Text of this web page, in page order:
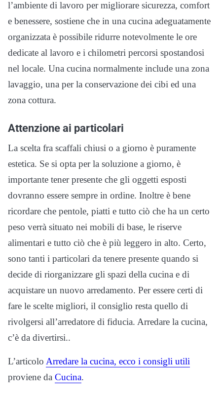
l’ambiente di lavoro per migliorare sicurezza, comfort
e benessere, sostiene che in una cucina adeguatamente
organizzata è possibile ridurre notevolmente le ore
dedicate al lavoro e i chilometri percorsi spostandosi
nel locale. Una cucina normalmente include una zona
lavaggio, una per la conservazione dei cibi ed una
zona cottura.
Attenzione ai particolari
La scelta fra scaffali chiusi o a giorno è puramente
estetica. Se si opta per la soluzione a giorno, è
importante tener presente che gli oggetti esposti
dovranno essere sempre in ordine. Inoltre è bene
ricordare che pentole, piatti e tutto ciò che ha un certo
peso verrà situato nei mobili di base, le riserve
alimentari e tutto ciò che è più leggero in alto. Certo,
sono tanti i particolari da tenere presente quando si
decide di riorganizzare gli spazi della cucina e di
acquistare un nuovo arredamento. Per essere certi di
fare le scelte migliori, il consiglio resta quello di
rivolgersi all’arredatore di fiducia. Arredare la cucina,
c’è da divertirsi..
L’articolo Arredare la cucina, ecco i consigli utili
proviene da Cucina.